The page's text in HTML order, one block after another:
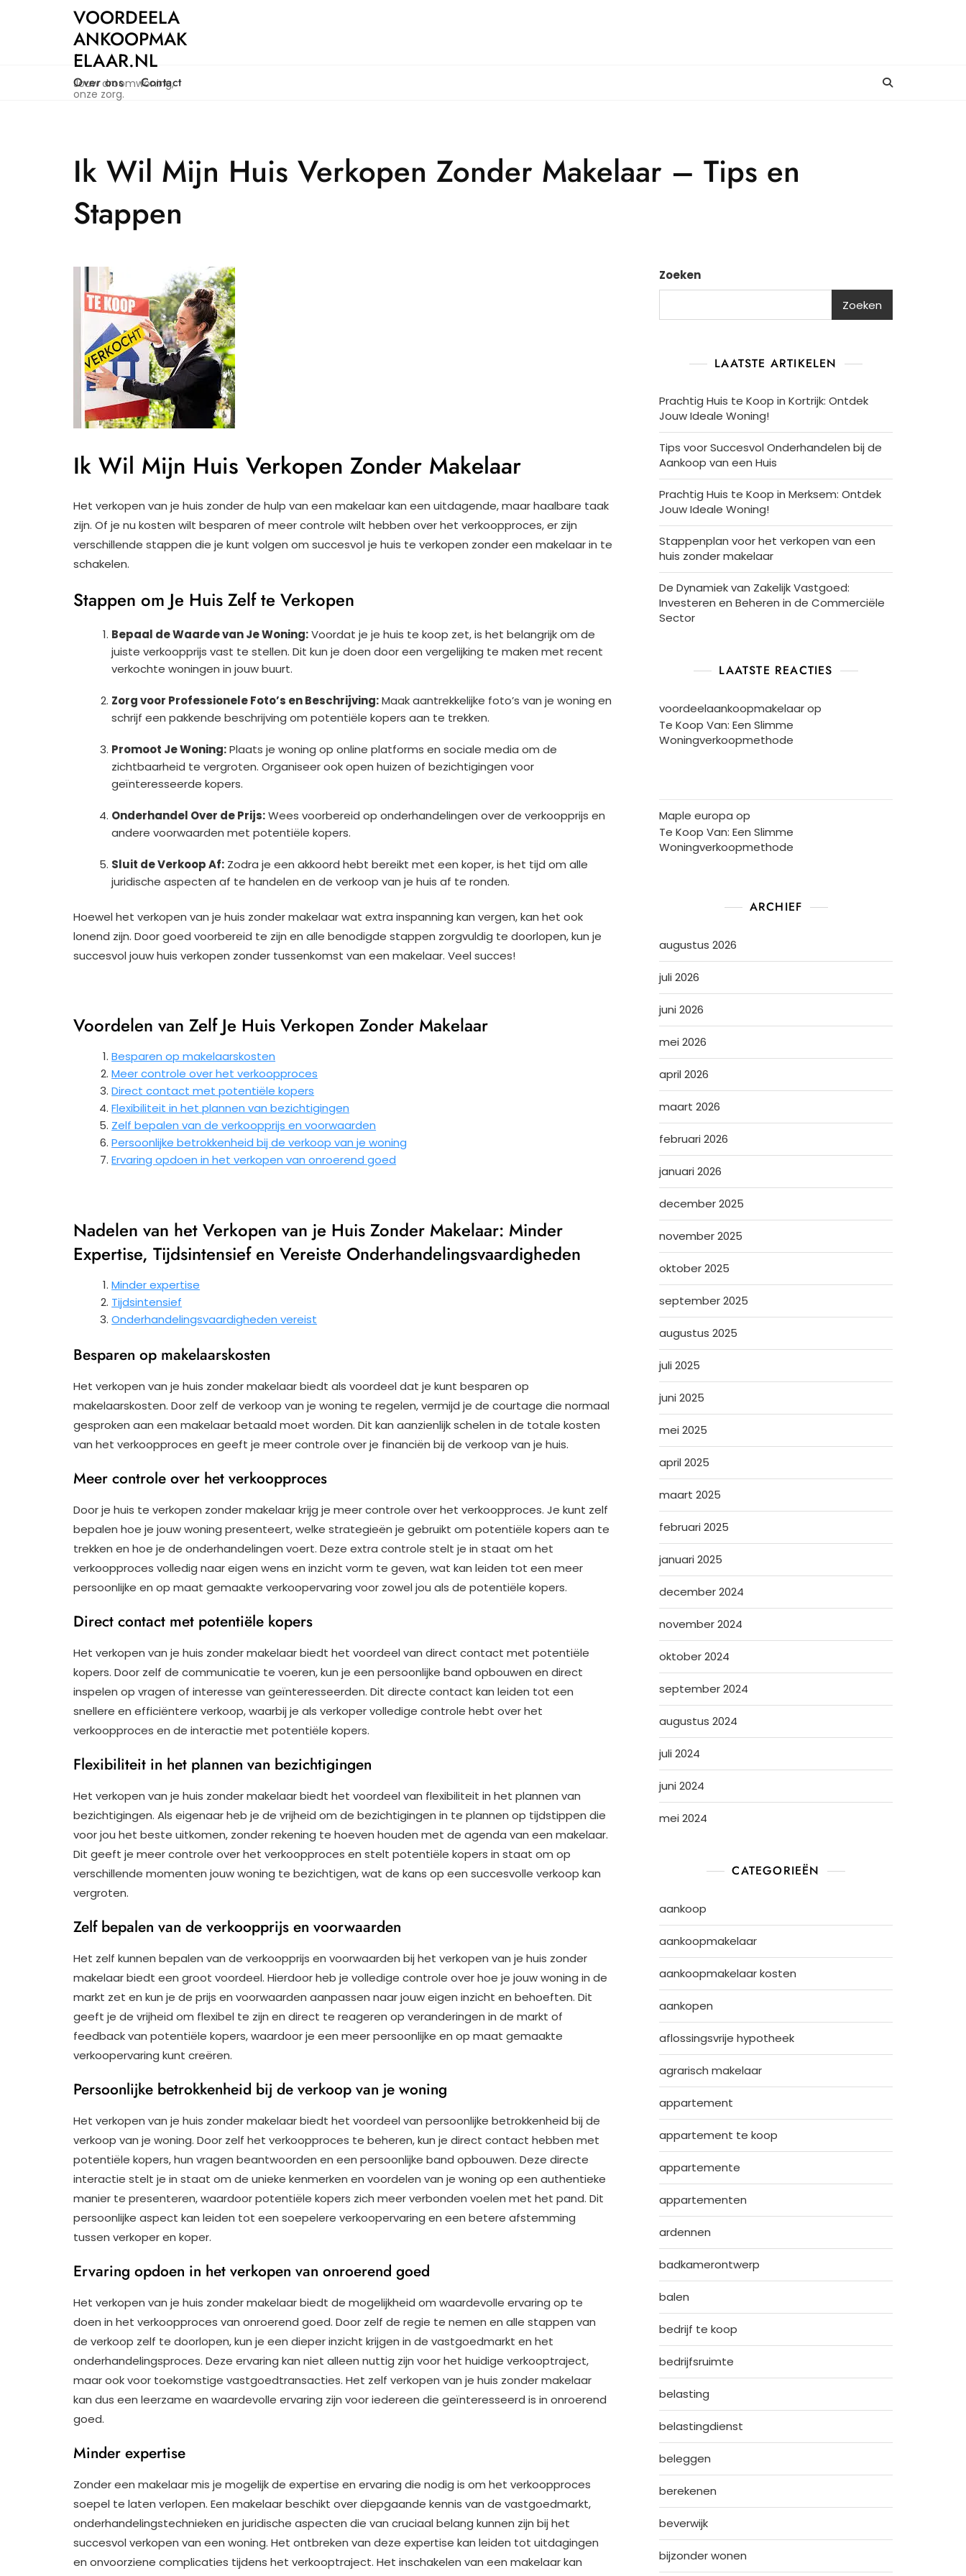
VOORDEELA
ANKOOPMAK
ELAAR.NL
Jouw droomwoning,
onze zorg.
Over ons Contact
Ik Wil Mijn Huis Verkopen Zonder Makelaar – Tips en
Stappen
Ik Wil Mijn Huis Verkopen Zonder Makelaar
Het verkopen van je huis zonder de hulp van een makelaar kan een uitdagende, maar haalbare taak
zijn. Of je nu kosten wilt besparen of meer controle wilt hebben over het verkoopproces, er zijn
verschillende stappen die je kunt volgen om succesvol je huis te verkopen zonder een makelaar in te
schakelen.
Stappen om Je Huis Zelf te Verkopen
Bepaal de Waarde van Je Woning:Voordat je je huis te koop zet, is het belangrijk om de
juiste verkoopprijs vast te stellen. Dit kun je doen door een vergelijking te maken met recent
verkochte woningen in jouw buurt.
Zorg voor Professionele Foto’s en Beschrijving:Maak aantrekkelijke foto’s van je woning en
schrijf een pakkende beschrijving om potentiële kopers aan te trekken.
Promoot Je Woning:Plaats je woning op online platforms en sociale media om de
zichtbaarheid te vergroten. Organiseer ook open huizen of bezichtigingen voor
geïnteresseerde kopers.
Onderhandel Over de Prijs:Wees voorbereid op onderhandelingen over de verkoopprijs en
andere voorwaarden met potentiële kopers.
Sluit de Verkoop Af: Zodra je een akkoord hebt bereikt met een koper, is het tijd om alle
juridische aspecten af te handelen en de verkoop van je huis af te ronden.
Hoewel het verkopen van je huis zonder makelaar wat extra inspanning kan vergen, kan het ook
lonend zijn. Door goed voorbereid te zijn en alle benodigde stappen zorgvuldig te doorlopen, kun je
succesvol jouw huis verkopen zonder tussenkomst van een makelaar. Veel succes!
Voordelen van Zelf Je Huis Verkopen Zonder Makelaar
Besparen op makelaarskosten
Meer controle over het verkoopproces
Direct contact met potentiële kopers
Flexibiliteit in het plannen van bezichtigingen
Zelf bepalen van de verkoopprijs en voorwaarden
Persoonlijke betrokkenheid bij de verkoop van je woning
Ervaring opdoen in het verkopen van onroerend goed
Nadelen van het Verkopen van je Huis Zonder Makelaar: Minder
Expertise, Tijdsintensief en Vereiste Onderhandelingsvaardigheden
Minder expertise
Tijdsintensief
Onderhandelingsvaardigheden vereist
Besparen op makelaarskosten
Het verkopen van je huis zonder makelaar biedt als voordeel dat je kunt besparen op
makelaarskosten. Door zelf de verkoop van je woning te regelen, vermijd je de courtage die normaal
gesproken aan een makelaar betaald moet worden. Dit kan aanzienlijk schelen in de totale kosten
van het verkoopproces en geeft je meer controle over je financiën bij de verkoop van je huis.
Meer controle over het verkoopproces
Door je huis te verkopen zonder makelaar krijg je meer controle over het verkoopproces. Je kunt zelf
bepalen hoe je jouw woning presenteert, welke strategieën je gebruikt om potentiële kopers aan te
trekken en hoe je de onderhandelingen voert. Deze extra controle stelt je in staat om het
verkoopproces volledig naar eigen wens en inzicht vorm te geven, wat kan leiden tot een meer
persoonlijke en op maat gemaakte verkoopervaring voor zowel jou als de potentiële kopers.
Direct contact met potentiële kopers
Het verkopen van je huis zonder makelaar biedt het voordeel van direct contact met potentiële
kopers. Door zelf de communicatie te voeren, kun je een persoonlijke band opbouwen en direct
inspelen op vragen of interesse van geïnteresseerden. Dit directe contact kan leiden tot een
snellere en efficiëntere verkoop, waarbij je als verkoper volledige controle hebt over het
verkoopproces en de interactie met potentiële kopers.
Flexibiliteit in het plannen van bezichtigingen
Het verkopen van je huis zonder makelaar biedt het voordeel van flexibiliteit in het plannen van
bezichtigingen. Als eigenaar heb je de vrijheid om de bezichtigingen in te plannen op tijdstippen die
voor jou het beste uitkomen, zonder rekening te hoeven houden met de agenda van een makelaar.
Dit geeft je meer controle over het verkoopproces en stelt potentiële kopers in staat om op
verschillende momenten jouw woning te bezichtigen, wat de kans op een succesvolle verkoop kan
vergroten.
Zelf bepalen van de verkoopprijs en voorwaarden
Het zelf kunnen bepalen van de verkoopprijs en voorwaarden bij het verkopen van je huis zonder
makelaar biedt een groot voordeel. Hierdoor heb je volledige controle over hoe je jouw woning in de
markt zet en kun je de prijs en voorwaarden aanpassen naar jouw eigen inzicht en behoeften. Dit
geeft je de vrijheid om flexibel te zijn en direct te reageren op veranderingen in de markt of
feedback van potentiële kopers, waardoor je een meer persoonlijke en op maat gemaakte
verkoopervaring kunt creëren.
Persoonlijke betrokkenheid bij de verkoop van je woning
Het verkopen van je huis zonder makelaar biedt het voordeel van persoonlijke betrokkenheid bij de
verkoop van je woning. Door zelf het verkoopproces te beheren, kun je direct contact hebben met
potentiële kopers, hun vragen beantwoorden en een persoonlijke band opbouwen. Deze directe
interactie stelt je in staat om de unieke kenmerken en voordelen van je woning op een authentieke
manier te presenteren, waardoor potentiële kopers zich meer verbonden voelen met het pand. Dit
persoonlijke aspect kan leiden tot een soepelere verkoopervaring en een betere afstemming
tussen verkoper en koper.
Ervaring opdoen in het verkopen van onroerend goed
Het verkopen van je huis zonder makelaar biedt de mogelijkheid om waardevolle ervaring op te
doen in het verkoopproces van onroerend goed. Door zelf de regie te nemen en alle stappen van
de verkoop zelf te doorlopen, kun je een dieper inzicht krijgen in de vastgoedmarkt en het
onderhandelingsproces. Deze ervaring kan niet alleen nuttig zijn voor het huidige verkooptraject,
maar ook voor toekomstige vastgoedtransacties. Het zelf verkopen van je huis zonder makelaar
kan dus een leerzame en waardevolle ervaring zijn voor iedereen die geïnteresseerd is in onroerend
goed.
Minder expertise
Zonder een makelaar mis je mogelijk de expertise en ervaring die nodig is om het verkoopproces
soepel te laten verlopen. Een makelaar beschikt over diepgaande kennis van de vastgoedmarkt,
onderhandelingstechnieken en juridische aspecten die van cruciaal belang kunnen zijn bij het
succesvol verkopen van een woning. Het ontbreken van deze expertise kan leiden tot uitdagingen
en onvoorziene complicaties tijdens het verkooptraject. Het inschakelen van een makelaar kan
Zoeken
Zoeken
LAATSTE ARTIKELEN
Prachtig Huis te Koop in Kortrijk: Ontdek
Jouw Ideale Woning!
Tips voor Succesvol Onderhandelen bij de
Aankoop van een Huis
Prachtig Huis te Koop in Merksem: Ontdek
Jouw Ideale Woning!
Stappenplan voor het verkopen van een
huis zonder makelaar
De Dynamiek van Zakelijk Vastgoed:
Investeren en Beheren in de Commerciële
Sector
LAATSTE REACTIES
voordeelaankoopmakelaarop
Te Koop Van: Een Slimme
Woningverkoopmethode
Maple europa op
Te Koop Van: Een Slimme
Woningverkoopmethode
ARCHIEF
augustus 2026
juli 2026
juni 2026
mei 2026
april 2026
maart 2026
februari 2026
januari 2026
december 2025
november 2025
oktober 2025
september 2025
augustus 2025
juli 2025
juni 2025
mei 2025
april 2025
maart 2025
februari 2025
januari 2025
december 2024
november 2024
oktober 2024
september 2024
augustus 2024
juli 2024
juni 2024
mei 2024
CATEGORIEËN
aankoop
aankoopmakelaar
aankoopmakelaar kosten
aankopen
aflossingsvrije hypotheek
agrarisch makelaar
appartement
appartement te koop
appartemente
appartementen
ardennen
badkamerontwerp
balen
bedrijf te koop
bedrijfsruimte
belasting
belastingdienst
beleggen
berekenen
beverwijk
bijzonder wonen